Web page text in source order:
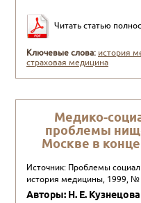
Читать статью
Ключевые слова: история
страховая медицина
Медико-
проблемы
Москве в
Источник: Проблемы
история медицины, 1999, №
Авторы: Н. Е. Кузнецова